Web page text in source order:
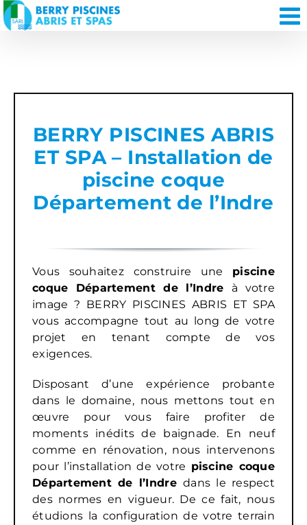
Passer
au
BERRY PISCINES ABRIS
ET SPA – Installation de
piscine coque
Département de l’Indre
Vous souhaitez construire une piscine
coque Département de l’Indre à votre
image ? BERRY PISCINES ABRIS ET SPA
vous accompagne tout au long de votre
projet en tenant compte de vos
exigences.
Disposant d’une expérience probante
dans le domaine, nous mettons tout en
œuvre pour vous faire profiter de
moments inédits de baignade. En neuf
comme en rénovation, nous intervenons
pour l’installation de votre piscine coque
Département de l’Indredans le respect
des normes en vigueur. De ce fait, nous
étudions la configuration de votre terrain